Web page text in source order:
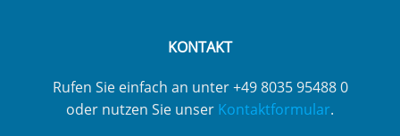
KONTAKT
Rufen Sie einfach an unter +49 8035 95488 0
oder nutzen Sie unser Kontaktformular.